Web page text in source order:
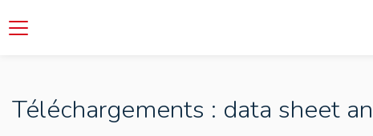
Téléchargements : data sheet